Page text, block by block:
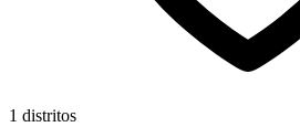
1 distritos